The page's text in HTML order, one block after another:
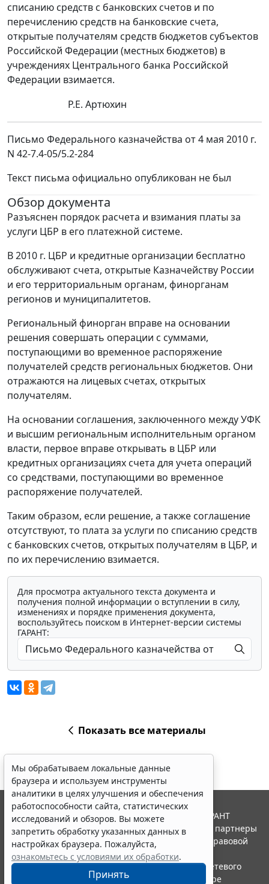
списанию средств с банковских счетов и по
перечислению средств на банковские счета,
открытые получателям средств бюджетов субъектов
Российской Федерации (местных бюджетов) в
учреждениях Центрального банка Российской
Федерации взимается.
Р.Е. Артюхин
Письмо Федерального казначейства от 4 мая 2010 г.
N 42-7.4-05/5.2-284
Текст письма официально опубликован не был
Обзор документа
Разъяснен порядок расчета и взимания платы за
услуги ЦБР в его платежной системе.
В 2010 г. ЦБР и кредитные организации бесплатно
обслуживают счета, открытые Казначейству России
и его территориальным органам, финорганам
регионов и муниципалитетов.
Региональный финорган вправе на основании
решения совершать операции с суммами,
поступающими во временное распоряжение
получателей средств региональных бюджетов. Они
отражаются на лицевых счетах, открытых
получателям.
На основании соглашения, заключенного между УФК
и высшим региональным исполнительным органом
власти, первое вправе открывать в ЦБР или
кредитных организациях счета для учета операций
со средствами, поступающими во временное
распоряжение получателей.
Таким образом, если решение, а также соглашение
отсутствуют, то плата за услуги по списанию средств
с банковских счетов, открытых получателям в ЦБР, и
по их перечислению взимается.
Для просмотра актуального текста документа и
получения полной информации о вступлении в силу,
изменениях и порядке применения документа,
воспользуйтесь поиском в Интернет-версии системы
ГАРАНТ:
Показать все материалы
Мы обрабатываем локальные данные
браузера и используем инструменты
аналитики в целях улучшения и обеспечения
работоспособности сайта, статистических
исследований и обзоров. Вы можете
запретить обработку указанных данных в
настройках браузера. Пожалуйста,
ознакомьтесь с условиями их обработки.
Принять
© ООО "НПП "ГАРАНТ-СЕРВИС", 2026. Система ГАРАНТ
выпускается с 1990 года. Компания "Гарант" и ее партнеры
являются участниками Российской ассоциации правовой
информации ГАРАНТ.
Портал ГАРАНТ.РУ зарегистрирован в качестве сетевого
издания Федеральной службой по надзору в сфере